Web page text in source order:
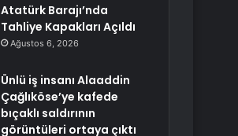
Atatürk Barajı’nda
Tahliye Kapakları Açıldı
Ağustos 6, 2026
Ünlü iş insanı Alaaddin
Çağlıköse’ye kafede
bıçaklı saldırının
görüntüleri ortaya çıktı